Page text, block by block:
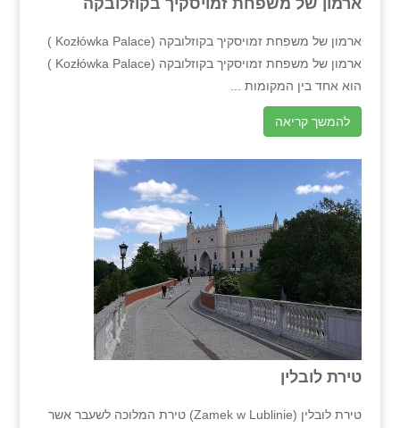
ארמון של משפחת זמויסקיך בקוזלובקה (Kozłówka Palace )
ארמון של משפחת זמויסקיך בקוזלובקה (Kozłówka Palace )
הוא אחד בין המקומות ...
להמשך קריאה
טירת לובלין
טירת לובלין (Zamek w Lublinie) טירת המלוכה לשעבר אשר